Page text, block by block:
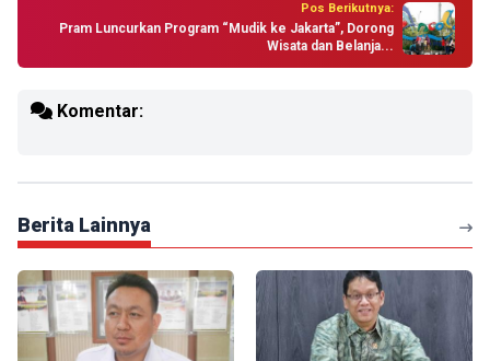
Pos Berikutnya:
Pram Luncurkan Program “Mudik ke Jakarta”, Dorong
Wisata dan Belanja...
Komentar:
Berita Lainnya